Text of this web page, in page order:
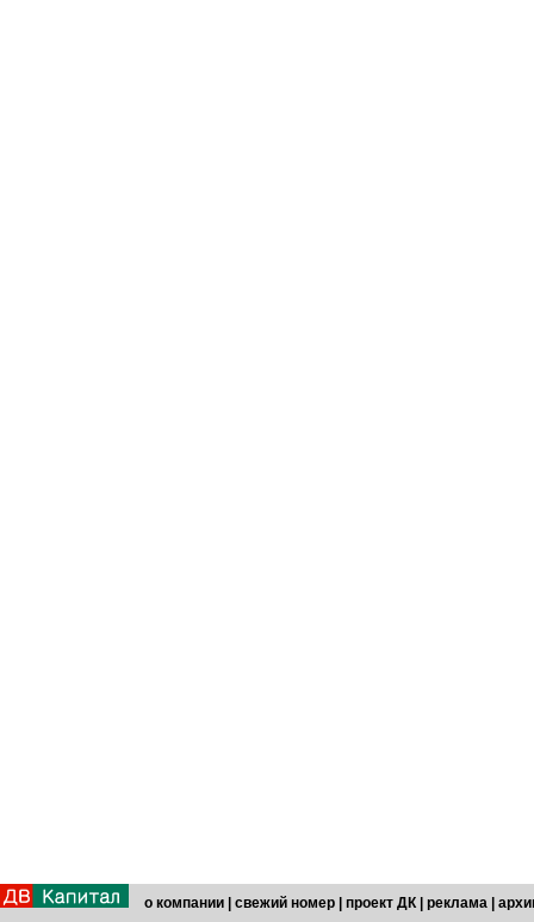
о компании свежий номер проект ДК реклама